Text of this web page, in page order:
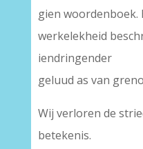
gien woordenboek.
werkelekheid
iendringender
geluud as van
Wij verloren de
betekenis.